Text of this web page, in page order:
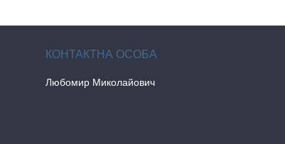
Любомир Миколайович